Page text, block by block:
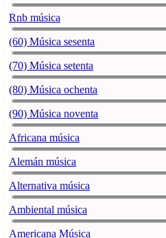
Rnb música
(60) Música sesenta
(70) Música setenta
(80) Música ochenta
(90) Música noventa
Africana música
Alemán música
Alternativa música
Ambiental música
Americana Música